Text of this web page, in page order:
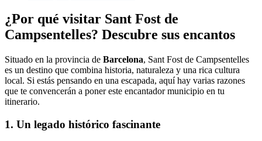
¿Por qué visitar Sant Fost de
Campsentelles? Descubre sus encantos
Situado en la provincia de Barcelona, Sant Fost de Campsentelles
es un destino que combina historia, naturaleza y una rica cultura
local. Si estás pensando en una escapada, aquí hay varias razones
que te convencerán a poner este encantador municipio en tu
itinerario.
1. Un legado histórico fascinante